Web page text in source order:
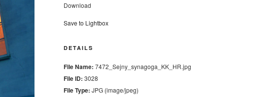
Download
Save to Lightbox
DETAILS
File Name: 7472_Sejny_synagoga_KK_HR.jpg
File ID: 3028
File Type: JPG (image/jpeg)